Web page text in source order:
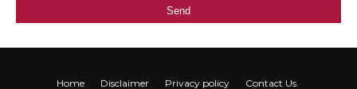
Home Disclaimer Privacy policy Contact Us